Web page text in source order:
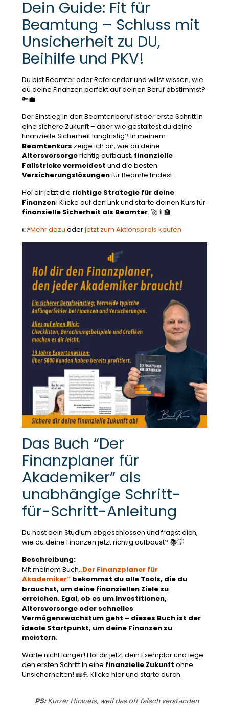
Dein Guide: Fit für
Beamtung – Schluss mit
Unsicherheit zu DU,
Beihilfe und PKV!
Du bist Beamter oder Referendar und willst wissen, wie
du deine Finanzen perfekt auf deinen Beruf abstimmst?
🔑💼
Der Einstieg in den Beamtenberuf ist der erste Schritt in
eine sichere Zukunft – aber wie gestaltest du deine
finanzielle Sicherheit langfristig? In meinem
Beamtenkurs zeige ich dir, wie du deine
Altersvorsorgerichtig aufbaust, finanzielle
Fallstricke vermeidest und die besten
Versicherungslösungenfür Beamte findest.
Hol dir jetzt die richtige Strategie für deine
Finanzen! Klicke auf den Link und starte deinen Kurs für
finanzielle Sicherheit als Beamter. 🚀👨🏫
👉Mehr dazu oderjetzt zum Aktionspreis kaufen
Das Buch “Der
Finanzplaner für
Akademiker” als
unabhängige Schritt-
für-Schritt-Anleitung
Du hast dein Studium abgeschlossen und fragst dich,
wie du deine Finanzen jetzt richtig aufbaust? 📚💡
Beschreibung:
Mit meinem Buch„Der Finanzplaner für
Akademiker“ bekommst du alle Tools, die du
brauchst, um deine finanziellen Ziele zu
erreichen. Egal, ob es um Investitionen,
Altersvorsorge oder schnelles
Vermögenswachstum geht – dieses Buch ist der
ideale Startpunkt, um deine Finanzen zu
meistern.
Warte nicht länger! Hol dir jetzt dein Exemplar und lege
den ersten Schritt in eine finanzielle Zukunft ohne
Unsicherheiten! 📖💪 Klicke hier und starte durch.
PS:Kurzer Hinweis, weil das oft falsch verstanden